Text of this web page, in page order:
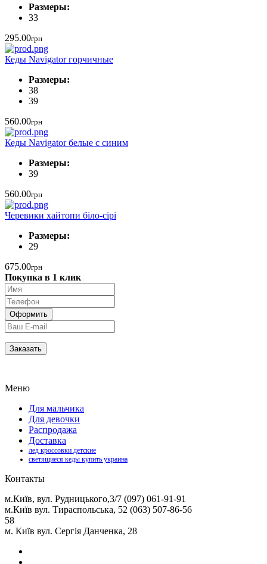
Размеры:
33
295.00грн
Кеды Navigator горчичные
Размеры:
38
39
560.00грн
Кеды Navigator белые с синим
Размеры:
39
560.00грн
Черевики хайтопи біло-сірі
Размеры:
29
675.00грн
Покупка в 1 клик
Меню
Для мальчика
Для девочки
Распродажа
Доставка
лед кроссовки детские
светящиеся кеды купить украина
Контакты
м.Київ, вул. Рудницького,3/7 (097) 061-91-91
м.Київ вул. Тираспольська, 52 (063) 507-86-56
58
м. Київ вул. Сергія Данченка, 28